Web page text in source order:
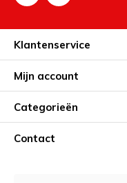
Klantenservice
Mijn account
Categorieën
Contact